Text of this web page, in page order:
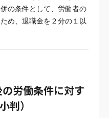
の条件として、労働者の
め、退職金を２分の１以
労働条件に対す
判）